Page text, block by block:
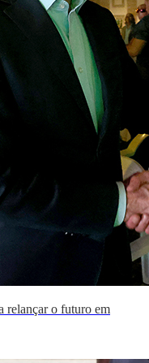
relançar o futuro em